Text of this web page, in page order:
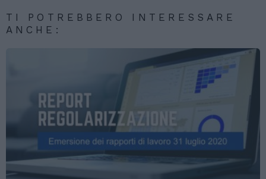
TI POTREBBERO INTERESSARE
ANCHE: